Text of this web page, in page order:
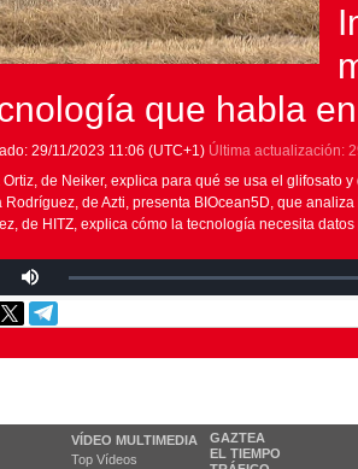
que habla
29/11/2023 11:06 (UTC+1) Última actualización:
Ortiz, de Neiker, explica para qué se usa el glifosato
Rodríguez, de Azti, presenta BIOcean5D, que
de HITZ, explica cómo la tecnología necesita
VÍDEO MULTIMEDIA
Top Vídeos
GAZTEA
EL TIEMPO